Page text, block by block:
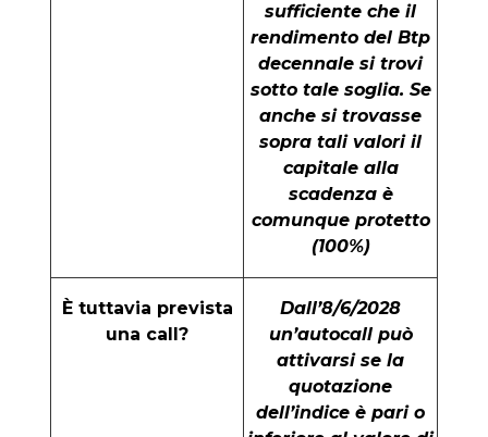
sufficiente che il
rendimento del Btp
decennale si trovi
sotto tale soglia. Se
anche si trovasse
sopra tali valori il
capitale alla
scadenza è
comunque protetto
(100%)
È tuttavia prevista
una call?
Dall’8/6/2028
un’autocall può
attivarsi se la
quotazione
dell’indice è pari o